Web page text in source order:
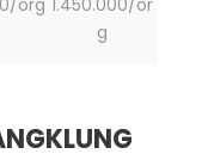
org 1.450.000/or
g